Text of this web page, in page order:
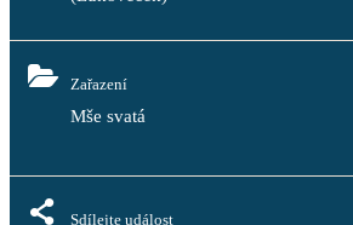
Zařazení
Mše svatá
Sdílejte událost